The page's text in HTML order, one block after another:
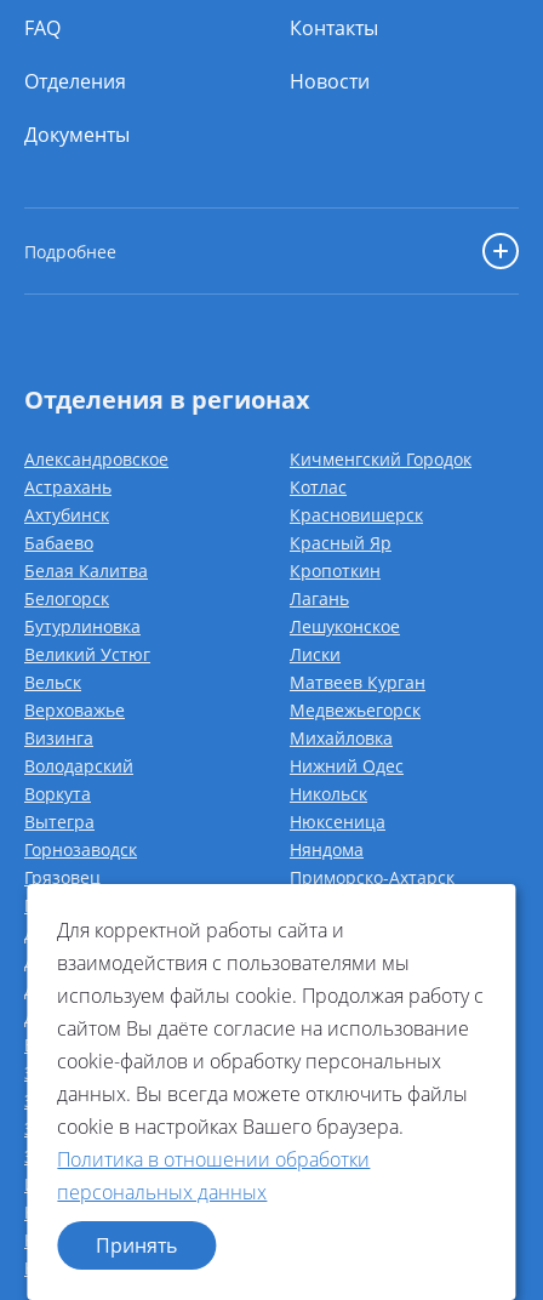
FAQ
Отделения
Документы
Контакты
Новости
Подробнее
Отделения в регионах
Александровское
Астрахань
Ахтубинск
Бабаево
Белая Калитва
Белогорск
Бутурлиновка
Великий Устюг
Вельск
Верховажье
Визинга
Володарский
Воркута
Вытегра
Горнозаводск
Грязовец
Гуково
Данилов
Десногорск
Добрянка
Дорогобуж
Енотаевка
Звенигово
Зеленец
Зея
Знаменск
Инта
Камызяк
Карпогоры
Карталы
Кичменгский Городок
Котлас
Красновишерск
Красный Яр
Кропоткин
Лагань
Лешуконское
Лиски
Матвеев Курган
Медвежьегорск
Михайловка
Нижний Одес
Никольск
Нюксеница
Няндома
Приморско-Ахтарск
Россошь
Садовое
Салават
Уржум
Харабали
Харовск
Чагода
Для корректной работы сайта и
взаимодействия с пользователями мы
используем файлы cookie. Продолжая работу с
сайтом Вы даёте согласие на использование
cookie-файлов и обработку персональных
данных. Вы всегда можете отключить файлы
cookie в настройках Вашего браузера.
Политика в отношении обработки
персональных данных
Принять